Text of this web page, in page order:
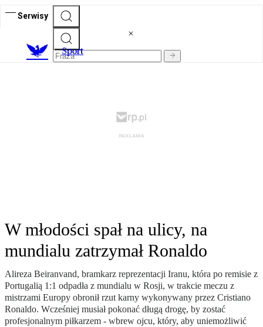
Serwisy
Sport
W młodości spał na ulicy, na
mundialu zatrzymał Ronaldo
Alireza Beiranvand, bramkarz reprezentacji Iranu, która po remisie z
Portugalią 1:1 odpadła z mundialu w Rosji, w trakcie meczu z
mistrzami Europy obronił rzut karny wykonywany przez Cristiano
Ronaldo. Wcześniej musiał pokonać długą drogę, by zostać
profesjonalnym piłkarzem - wbrew ojcu, który, aby uniemożliwić